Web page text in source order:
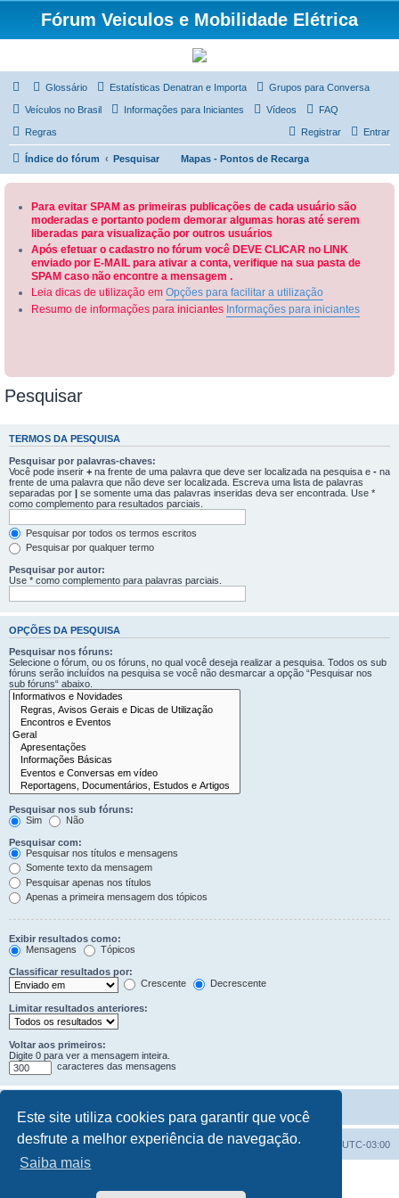
Este site utiliza cookies para garantir que você
desfrute a melhor experiência de navegação.
Saiba mais
Fórum Veiculos e Mobilidade Elétrica
Glossário Estatísticas Denatran e Importa Grupos para Conversa
Veículos no Brasil Informações para Iniciantes Vídeos FAQ
Regras Entrar
Registrar
Índice do fórum Pesquisar Mapas - Pontos de Recarga
Para evitar SPAM as primeiras publicações de cada usuário são
moderadas e portanto podem demorar algumas horas até serem
liberadas para visualização por outros usuários
Após efetuar o cadastro no fórum você DEVE CLICAR no LINK
enviado por E-MAIL para ativar a conta, verifique na sua pasta de
SPAM caso não encontre a mensagem .
Leia dicas de utilização em Opções para facilitar a utilização
Resumo de informações para iniciantes Informações para iniciantes
Pesquisar
TERMOS DA PESQUISA
Pesquisar por palavras-chaves:
Você pode inserir + na frente de uma palavra que deve ser localizada na pesquisa e - na
frente de uma palavra que não deve ser localizada. Escreva uma lista de palavras
separadas por | se somente uma das palavras inseridas deva ser encontrada. Use *
como complemento para resultados parciais.
Pesquisar por todos os termos escritos
Pesquisar por qualquer termo
Pesquisar por autor:
Use * como complemento para palavras parciais.
OPÇÕES DA PESQUISA
Pesquisar nos fóruns:
Selecione o fórum, ou os fóruns, no qual você deseja realizar a pesquisa. Todos os sub
fóruns serão incluídos na pesquisa se você não desmarcar a opção “Pesquisar nos
sub fóruns“ abaixo.
Pesquisar nos sub fóruns:
Sim
Não
Pesquisar com:
Pesquisar nos títulos e mensagens
Somente texto da mensagem
Pesquisar apenas nos títulos
Apenas a primeira mensagem dos tópicos
Exibir resultados como:
Mensagens
Tópicos
Classificar resultados por:
Crescente
Decrescente
Limitar resultados anteriores:
Voltar aos primeiros:
Digite 0 para ver a mensagem inteira.
caracteres das mensagens
Índice do fórum Todos os horários são UTC-03:00
Excluir cookies
Traduzido por:Suporte phpBB